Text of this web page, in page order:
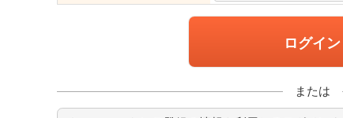
ログイン
または